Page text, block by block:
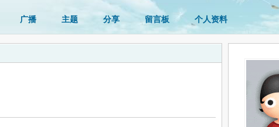
广播 主题 分享 留言板 个人资料